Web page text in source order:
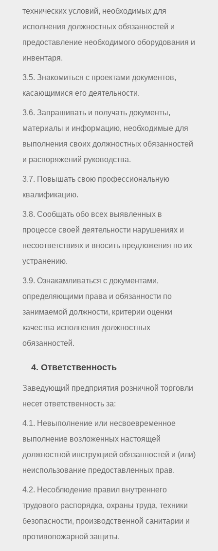
технических условий, необходимых для
исполнения должностных обязанностей и
предоставление необходимого оборудования и
инвентаря.
3.5. Знакомиться с проектами документов,
касающимися его деятельности.
3.6. Запрашивать и получать документы,
материалы и информацию, необходимые для
выполнения своих должностных обязанностей
и распоряжений руководства.
3.7. Повышать свою профессиональную
квалификацию.
3.8. Сообщать обо всех выявленных в
процессе своей деятельности нарушениях и
несоответствиях и вносить предложения по их
устранению.
3.9. Ознакамливаться с документами,
определяющими права и обязанности по
занимаемой должности, критерии оценки
качества исполнения должностных
обязанностей.
4. Ответственность
Заведующий предприятия розничной торговли
несет ответственность за:
4.1. Невыполнение или несвоевременное
выполнение возложенных настоящей
должностной инструкцией обязанностей и (или)
неиспользование предоставленных прав.
4.2. Несоблюдение правил внутреннего
трудового распорядка, охраны труда, техники
безопасности, производственной санитарии и
противопожарной защиты.